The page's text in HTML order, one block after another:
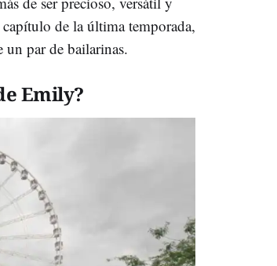
de la última temporada,
par de bailarinas.
Emily?